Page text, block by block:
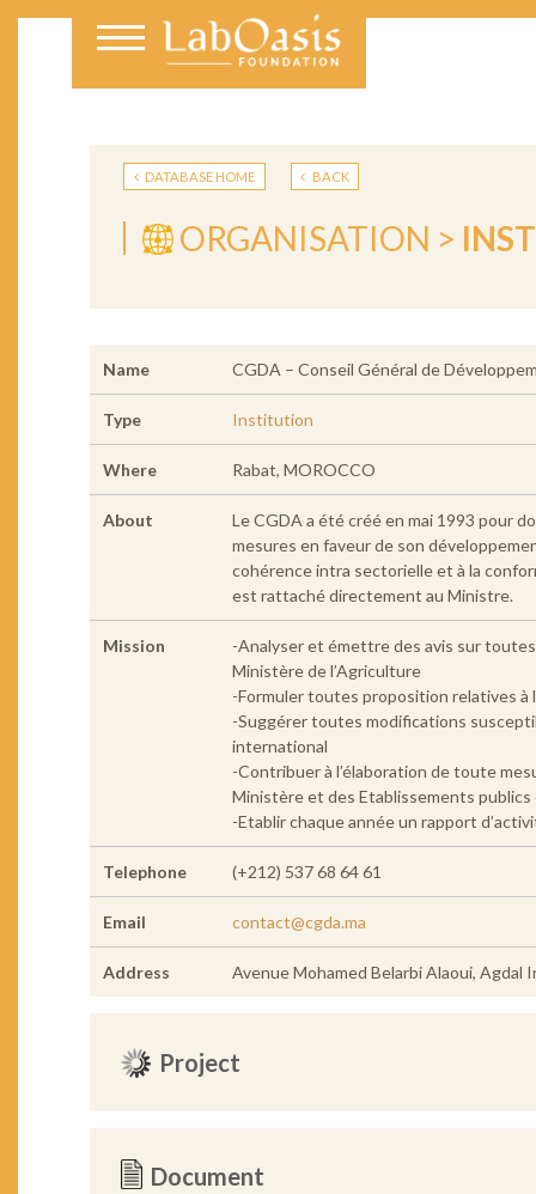
DATABASE HOME BACK
ORGANISATION >
Name CGDA – Conseil Général de
Type Institution
Where Rabat, MOROCCO
About
Le CGDA a été créé en mai 1993 pour
mesures en faveur de son
cohérence intra sectorielle et à la
est rattaché directement au Ministre.
Mission
-Analyser et émettre des avis sur
Ministère de l’Agriculture
-Formuler toutes proposition relatives à
-Suggérer toutes modifications
international
-Contribuer à l’élaboration de toute
Ministère et des Etablissements
-Etablir chaque année un rapport
Telephone (+212) 537 68 64 61
Email contact@cgda.ma
Address Avenue Mohamed Belarbi Alaoui,
Project
Document